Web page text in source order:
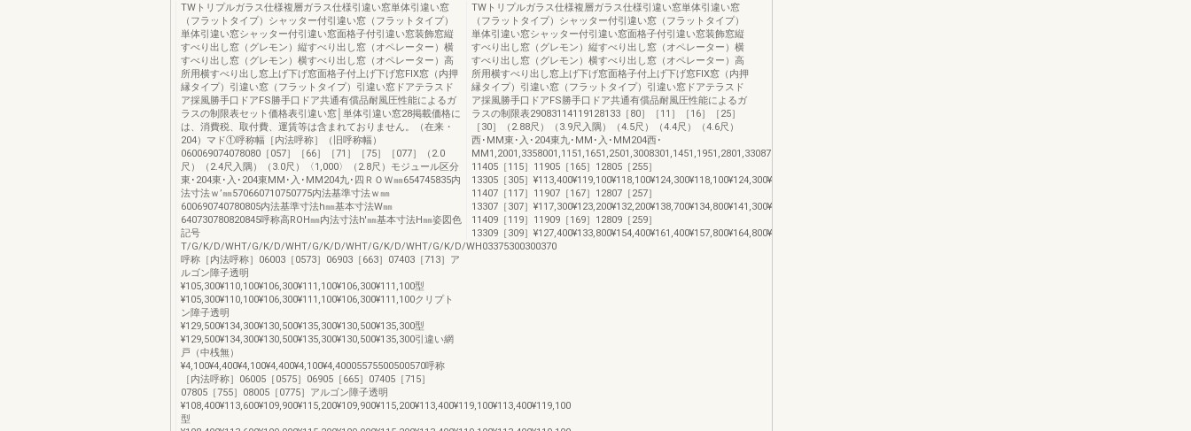
TWトリプルガラス仕様複層ガラス仕様引違い窓単体引違い窓
（フラットタイプ）シャッター付引違い窓（フラットタイプ）
単体引違い窓シャッター付引違い窓面格子付引違い窓装飾窓縦
すべり出し窓（グレモン）縦すべり出し窓（オペレーター）横
すべり出し窓（グレモン）横すべり出し窓（オペレーター）高
所用横すべり出し窓上げ下げ窓面格子付上げ下げ窓FIX窓（内押
縁タイプ）引違い窓（フラットタイプ）引違い窓ドアテラスド
ア採風勝手口ドアFS勝手口ドア共通有償品耐風圧性能によるガ
ラスの制限表セット価格表引違い窓│単体引違い窓28掲載価格に
は、消費税、取付費、運賃等は含まれておりません。（在来・
204）マド①呼称幅［内法呼称］（旧呼称幅）
060069074078080［057］［66］［71］［75］［077］（2.0
尺）（2.4尺入隅）（3.0尺）〈1,000〉（2.8尺）モジュール区分
東･204東･入･204東MM･入･MM204九･四ＲＯＷ㎜654745835内
法寸法ｗ’㎜570660710750775内法基準寸法ｗ㎜
600690740780805内法基準寸法h㎜基本寸法W㎜
640730780820845呼称高ROH㎜内法寸法h'㎜基本寸法H㎜姿図色
記号
T/G/K/D/WHT/G/K/D/WHT/G/K/D/WHT/G/K/D/WHT/G/K/D/WH03375300300370
呼称［内法呼称］06003［0573］06903［663］07403［713］ア
ルゴン障子透明
¥105,300¥110,100¥106,300¥111,100¥106,300¥111,100型
¥105,300¥110,100¥106,300¥111,100¥106,300¥111,100クリプト
ン障子透明
¥129,500¥134,300¥130,500¥135,300¥130,500¥135,300型
¥129,500¥134,300¥130,500¥135,300¥130,500¥135,300引違い網
戸（中桟無）
¥4,100¥4,400¥4,100¥4,400¥4,100¥4,40005575500500570呼称
［内法呼称］06005［0575］06905［665］07405［715］
07805［755］08005［0775］アルゴン障子透明
¥108,400¥113,600¥109,900¥115,200¥109,900¥115,200¥113,400¥119,100¥113,400¥119,100
型
TWトリプルガラス仕様複層ガラス仕様引違い窓単体引違い窓
（フラットタイプ）シャッター付引違い窓（フラットタイプ）
単体引違い窓シャッター付引違い窓面格子付引違い窓装飾窓縦
すべり出し窓（グレモン）縦すべり出し窓（オペレーター）横
すべり出し窓（グレモン）横すべり出し窓（オペレーター）高
所用横すべり出し窓上げ下げ窓面格子付上げ下げ窓FIX窓（内押
縁タイプ）引違い窓（フラットタイプ）引違い窓ドアテラスド
ア採風勝手口ドアFS勝手口ドア共通有償品耐風圧性能によるガ
ラスの制限表29083114119128133［80］［11］［16］［25］
［30］（2.88尺）（3.9尺入隅）（4.5尺）（4.4尺）（4.6尺）
西･MM東･入･204東九･MM･入･MM204西･
MM1,2001,3358001,1151,1651,2501,3008301,1451,1951,2801,3308701,1851,2351,3201,370T/G/K/D/WHT/G/K/D/WHT/G/K/D/WHT/G/K/D/WHT/G/K/D/
11405［115］11905［165］12805［255］
13305［305］
11407［117］11907［167］12807［257］
13307［307］
11409［119］11909［169］12809［259］
13309［309］